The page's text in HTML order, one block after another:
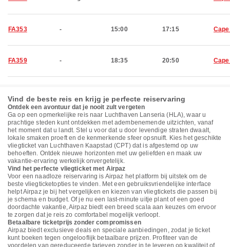
FA353 - 15:00 17:15
FA359 - 18:35 20:50
Vind de beste reis en krijg je perfecte reiservaring
Ontdek een avontuur dat je nooit zult vergeten
Ga op een opmerkelijke reis naar Luchthaven Lanseria (HLA), waar u
prachtige steden kunt ontdekken met adembenemende uitzichten, vanaf
het moment dat u landt. Stel u voor dat u door levendige straten dwaalt,
lokale smaken proeft en de kenmerkende sfeer opsnuift. Kies het geschikte
vliegticket van Luchthaven Kaapstad (CPT) dat is afgestemd op uw
behoeften. Ontdek nieuwe horizonten met uw geliefden en maak uw
vakantie-ervaring werkelijk onvergetelijk.
Vind het perfecte vliegticket met Airpaz
Voor een naadloze reiservaring is Airpaz het platform bij uitstek om de
beste vliegticketopties te vinden. Met een gebruiksvriendelijke interface
helpt Airpaz je bij het vergelijken en kiezen van vliegtickets die passen bij
je schema en budget. Of je nu een last-minute uitje plant of een goed
doordachte vakantie, Airpaz biedt een breed scala aan keuzes om ervoor
te zorgen dat je reis zo comfortabel mogelijk verloopt.
Betaalbare ticketprijs zonder compromissen
Airpaz biedt exclusieve deals en speciale aanbiedingen, zodat je ticket
kunt boeken tegen ongelooflijk betaalbare prijzen. Profiteer van de
voordelen van gereduceerde tarieven zonder in te leveren op kwaliteit of